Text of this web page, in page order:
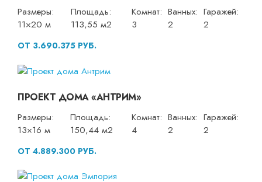
Размеры:
11×20 м
Площадь:
113,55 м2
Комнат:
3
Ванных:
2
Гаражей:
2
ОТ 3.690.375 РУБ.
ПРОЕКТ ДОМА «АНТРИМ»
Размеры:
13×16 м
Площадь:
150,44 м2
Комнат:
4
Ванных:
2
Гаражей:
2
ОТ 4.889.300 РУБ.